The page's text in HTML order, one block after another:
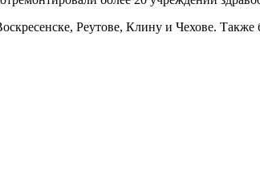
Реутове, Клину и Чехове.